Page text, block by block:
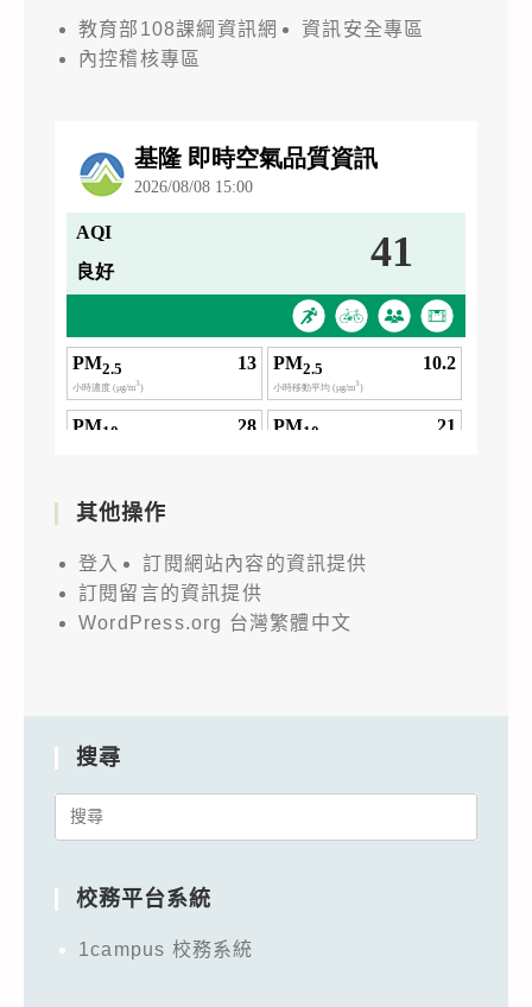
教育部108課綱資訊網
資訊安全專區
內控稽核專區
其他操作
登入
訂閱網站內容的資訊提供
訂閱留言的資訊提供
WordPress.org 台灣繁體中文
搜尋
Search
校務平台系統
1campus 校務系統